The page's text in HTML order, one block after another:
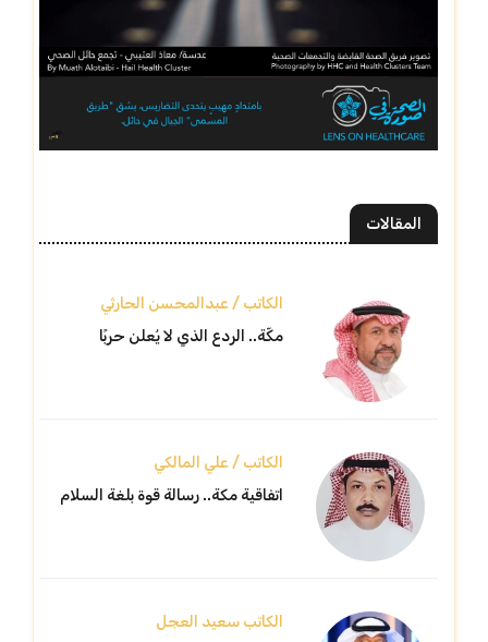
المقالات
الكاتب / عبدالمحسن الحارثي
مكّة.. الردع الذي لا يُعلن حربًا
الكاتب / علي المالكي
اتفاقية مكة.. رسالة قوة بلغة السلام
الكاتب سعيد العجل